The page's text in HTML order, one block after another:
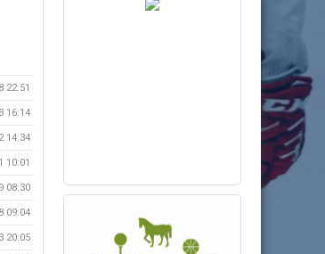
22:51
16:14
14:34
10:01
08:30
09:04
20:05